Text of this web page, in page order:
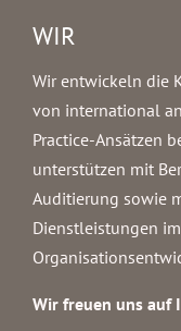
WIR
Wir entwickeln die
von international
Practice-Ansätzen
unterstützen mit
Auditierung sowie
Dienstleistungen
Wir freuen uns auf